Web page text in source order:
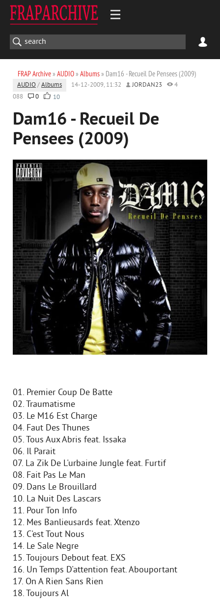
FRAP Archive» AUDIO» Albums» Dam16 - Recueil De Pensees (2009)
AUDIO /Albums 14-12-2009, 11:32 JORDAN23
4
088
0 10
Dam16 - Recueil De
Pensees (2009)
01. Premier Coup De Batte
02. Traumatisme
03. Le M16 Est Charge
04. Faut Des Thunes
05. Tous Aux Abris feat. Issaka
06. Il Parait
07. La Zik De L'urbaine Jungle feat. Furtif
08. Fait Pas Le Man
09. Dans Le Brouillard
10. La Nuit Des Lascars
11. Pour Ton Info
12. Mes Banlieusards feat. Xtenzo
13. C'est Tout Nous
14. Le Sale Negre
15. Toujours Debout feat. EXS
16. Un Temps D'attention feat. Abouportant
17. On A Rien Sans Rien
18. Toujours Al